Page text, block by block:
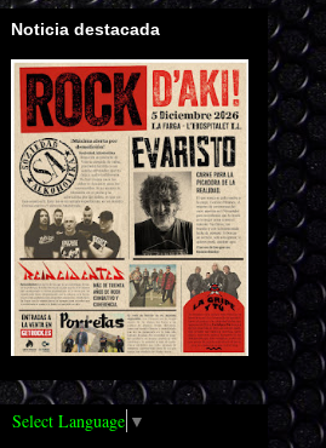
Noticia destacada
Select Language ▼